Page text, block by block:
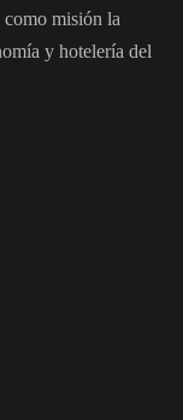
misión la
y hotelería del